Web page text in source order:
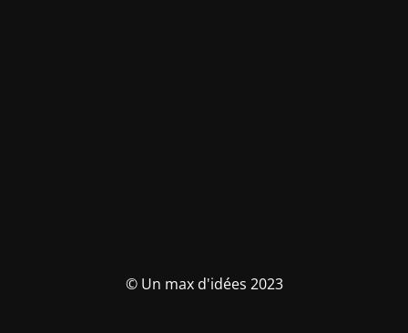
© Un max d'idées 2023